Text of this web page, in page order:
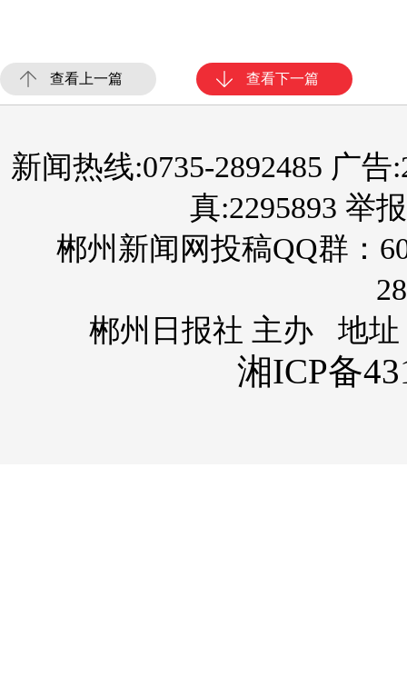
查看上一篇 查看下一篇
新闻热线:0735-2892485 广告
真:2295893 举
郴州新闻网投稿QQ群：
郴州日报社 主办 地址
湘ICP备